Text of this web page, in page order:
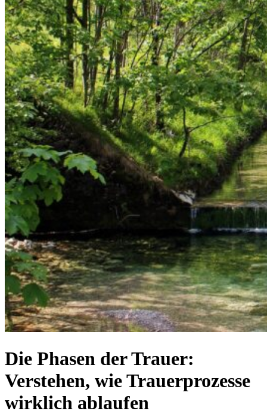
Die Phasen der Trauer:
Verstehen, wie Trauerprozesse
wirklich ablaufen